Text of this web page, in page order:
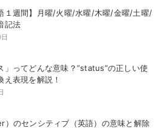
１週間】月曜/火曜/水曜/木曜/金曜/土曜/
記法
」ってどんな意味？”status”の正しい使
え表現を解説！
）のセンシティブ（英語）の意味と解除